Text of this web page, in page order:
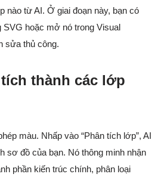
nào từ AI. Ở giai đoạn này, bạn có
hoặc mở nó trong Visual
sửa thủ công.
thành các lớp
màu. Nhấp vào “Phân tích lớp”, AI
sơ đồ của bạn. Nó thông minh nhận
phần kiến trúc chính, phân loại